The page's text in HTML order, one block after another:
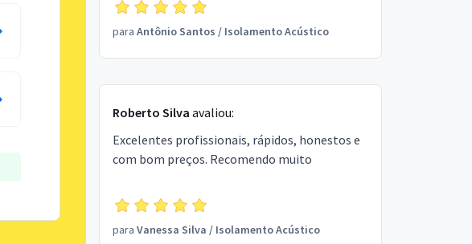
para Antônio Santos / Isolamento Acústico
Roberto Silva avaliou:
Excelentes profissionais, rápidos, honestos e
com bom preços. Recomendo muito
para Vanessa Silva / Isolamento Acústico